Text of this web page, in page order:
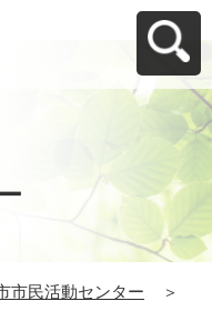
市民活動センター
＞